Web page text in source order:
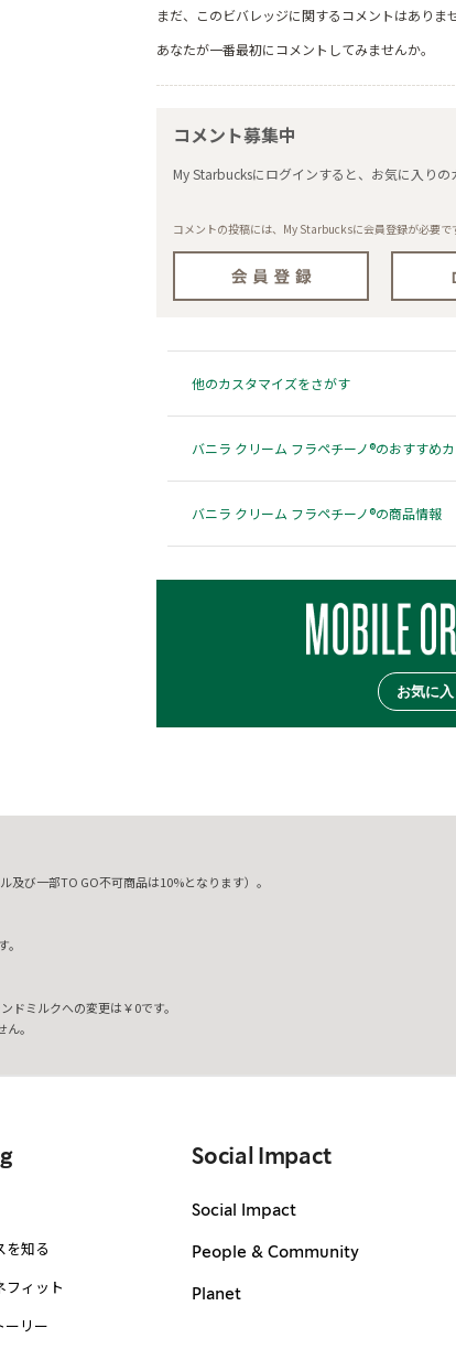
まだ、このビバレッジに関するコメントはありませ
あなたが一番最初にコメントしてみませんか。
コメント募集中
My Starbucksにログインすると、お気に入り
コメントの投稿には、My Starbucksに会員登録が必要で
他のカスタマイズをさがす
バニラ クリーム フラペチーノ®のおすすめ
バニラ クリーム フラペチーノ®の商品情報
お気に
び一部TO GO不可商品は10%となります）。
ドミルクへの変更は￥0です。
。
を知る
フィット
ーリー
Social Impact
Social Impact
People & Community
Planet